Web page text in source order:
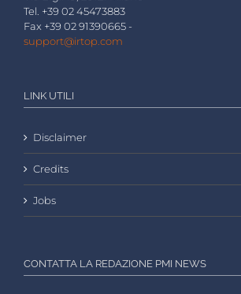
Tel. +39 02 45473883
Fax +39 02 91390665 -
support@irtop.com
LINK UTILI
Disclaimer
Credits
Jobs
CONTATTA LA REDAZIONE PMI NEWS